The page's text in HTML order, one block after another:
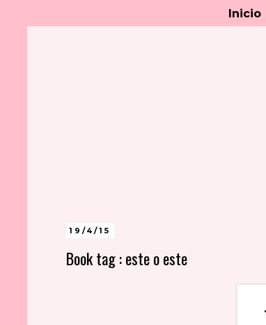
Inicio
19/4/15
Book tag : este o este